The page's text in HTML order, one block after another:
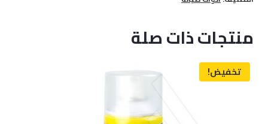
1515
منتجات ذات صلة
تخفيض!